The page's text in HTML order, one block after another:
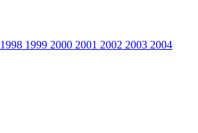
1998 1999 2000 2001 2002 2003 2004